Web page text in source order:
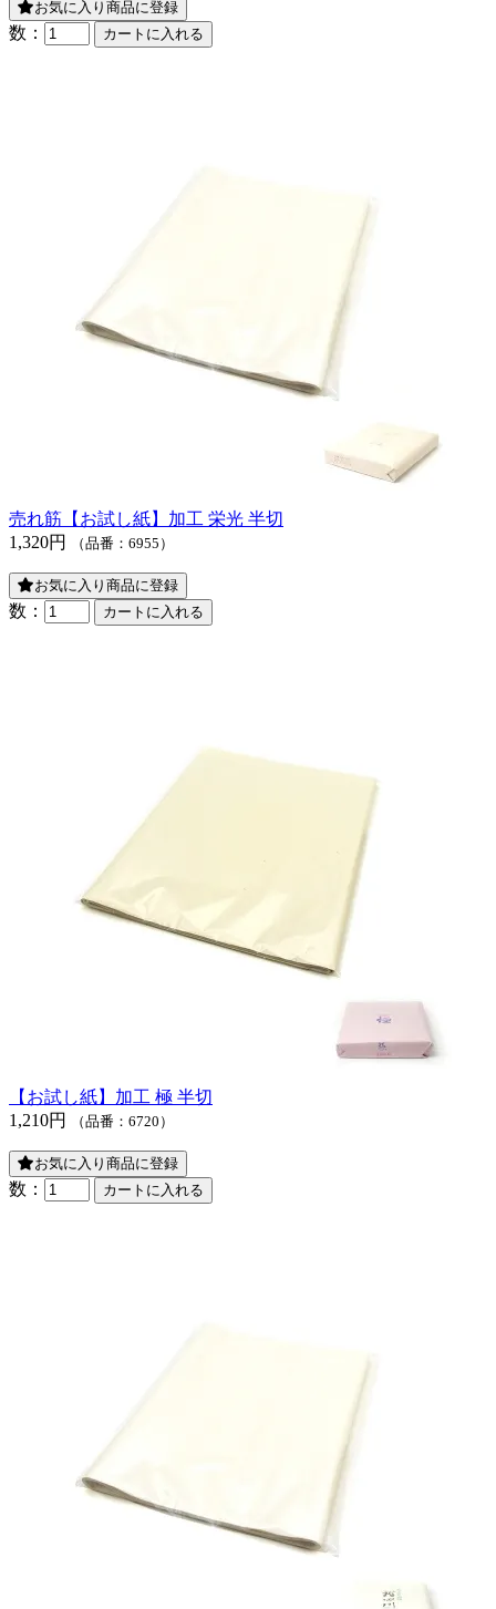
お気に入り商品に登録
数：
売れ筋 【お試し紙】加工 栄光 半切
1,320円
（品番：6955）
お気に入り商品に登録
数：
【お試し紙】加工 極 半切
1,210円
（品番：6720）
お気に入り商品に登録
数：